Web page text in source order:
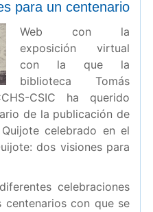
para un centenario
Web con la
exposición virtual
con la que la
biblioteca Tomás
CSIC ha querido
de la publicación de
celebrado en el
dos visiones para
celebraciones
con que se